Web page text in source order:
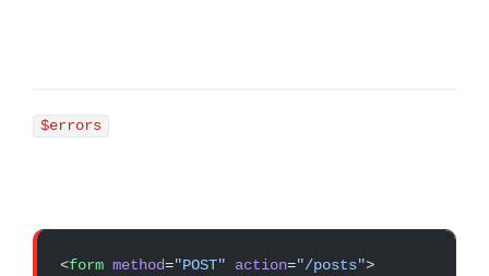
$errors
<form method="POST" action="/posts">